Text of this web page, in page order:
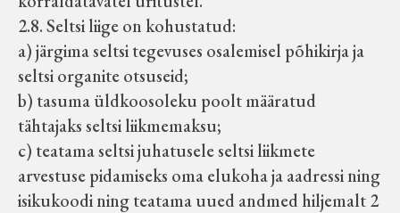
2.8. Seltsi liige on kohustatud:
a) järgima seltsi tegevuses osalemisel põhikirja ja
seltsi organite otsuseid;
b) tasuma üldkoosoleku poolt määratud
tähtajaks seltsi liikmemaksu;
c) teatama seltsi juhatusele seltsi liikmete
arvestuse pidamiseks oma elukoha ja aadressi ning
isikukoodi ning teatama uued andmed hiljemalt 2